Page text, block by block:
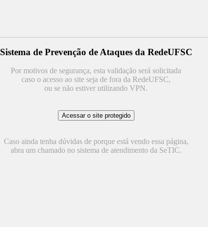
Sistema de Prevenção de Ataques da RedeUFSC
Por motivos de segurança, esta validação será solicitada
caso o acesso ao site seja de fora da RedeUFSC,
ou se não estiver utilizando VPN.
Caso ainda tenha dúvidas de porque está vendo essa página,
abra um chamado no sistema de atendimento da SeTIC.